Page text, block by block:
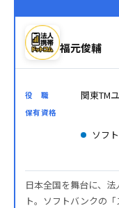
福元俊輔
役 職 関東TM
保有資格
ソフ
日本全国を舞台に、
ト。ソフトバンクの